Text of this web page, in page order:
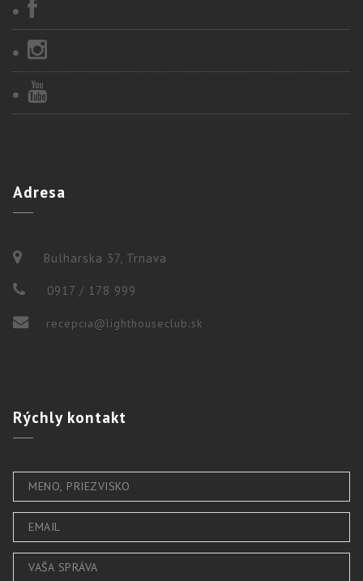
Adresa
Bulharska 37, Trnava
0917 / 178 999
recepcia@lighthouseclub.sk
Rýchlykontakt